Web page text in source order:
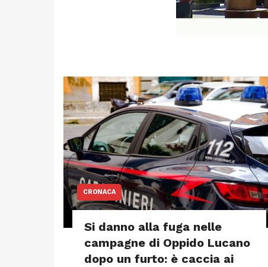
CRONACA
Si danno alla fuga nelle
campagne di Oppido Lucano
dopo un furto: è caccia ai